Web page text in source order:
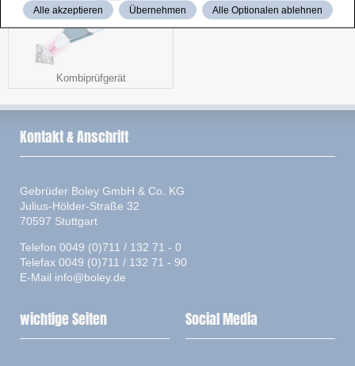
Kombiprüfgerät
Alle akzeptieren Übernehmen Alle Optionalen ablehnen
Kontakt & Anschrift
Gebrüder Boley GmbH & Co. KG
Julius-Hölder-Straße 32
70597 Stuttgart
Telefon 0049 (0)711 / 132 71 - 0
Telefax 0049 (0)711 / 132 71 - 90
E-Mail info@boley.de
wichtige Seiten Social Media